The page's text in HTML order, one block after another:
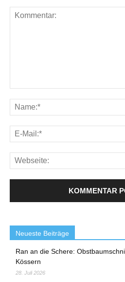
Neueste Beiträge
Ran an die Schere:
Kössern
28. Juli 2026